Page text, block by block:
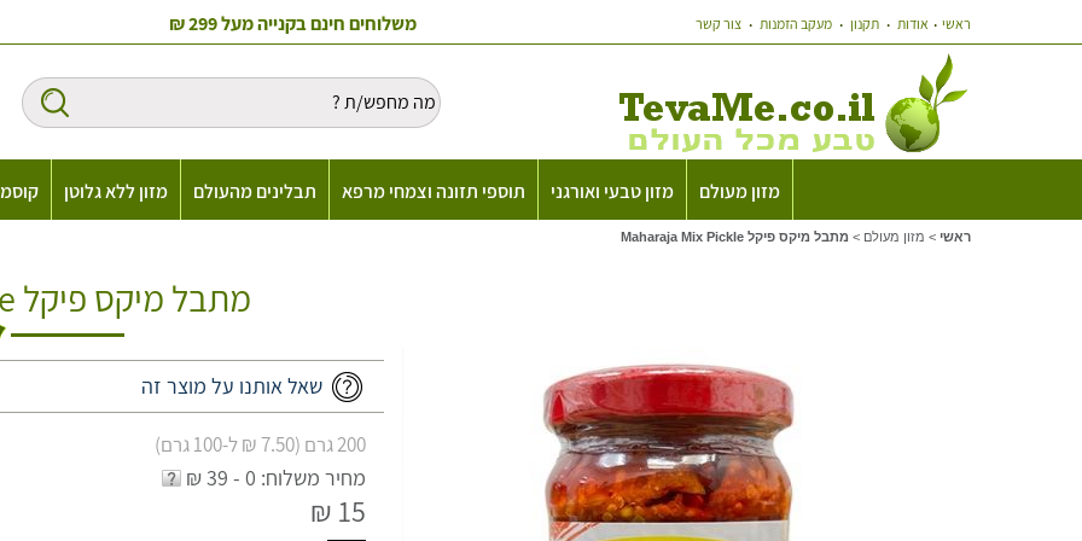
ראשי אודות תקנון מעקב הזמנות צור קשר משלוחים חינם בקנייה מעל 299 ₪
מזון מעולם מזון טבעי ואורגני תוספי תזונה וצמחי מרפא תבלינים מהעולם מזון ללא גלוטן
ראשי > מזון מעולם > מתבל מיקס פיקל Maharaja Mix Pickle
מתבל מיקס פיקל Maharaja Mix Pickle
שאל אותנו על מוצר זה
200 גרם (7.50 ₪ ל-100 גרם)
מחיר משלוח: 0 - 39 ₪
15 ₪